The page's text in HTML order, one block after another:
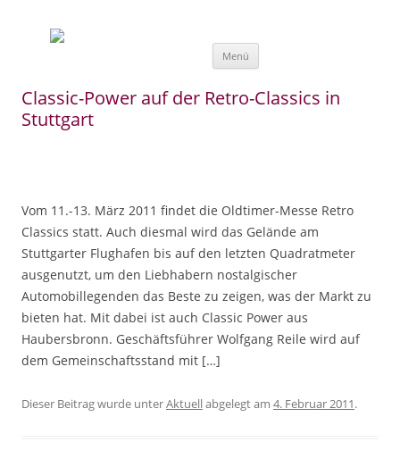
Menü
Classic-Power auf der Retro-Classics in
Stuttgart
Vom 11.-13. März 2011 findet die Oldtimer-Messe Retro
Classics statt. Auch diesmal wird das Gelände am
Stuttgarter Flughafen bis auf den letzten Quadratmeter
ausgenutzt, um den Liebhabern nostalgischer
Automobillegenden das Beste zu zeigen, was der Markt zu
bieten hat. Mit dabei ist auch Classic Power aus
Haubersbronn. Geschäftsführer Wolfgang Reile wird auf
dem Gemeinschaftsstand mit […]
Dieser Beitrag wurde unterAktuellabgelegt am 4. Februar 2011.